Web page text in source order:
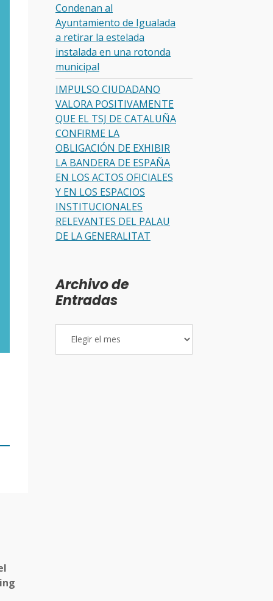
Condenan al
Ayuntamiento de Igualada
a retirar la estelada
instalada en una rotonda
municipal
IMPULSO CIUDADANO
VALORA POSITIVAMENTE
QUE EL TSJ DE CATALUÑA
CONFIRME LA
OBLIGACIÓN DE EXHIBIR
LA BANDERA DE ESPAÑA
EN LOS ACTOS OFICIALES
Y EN LOS ESPACIOS
INSTITUCIONALES
RELEVANTES DEL PALAU
DE LA GENERALITAT
Archivo de
Entradas